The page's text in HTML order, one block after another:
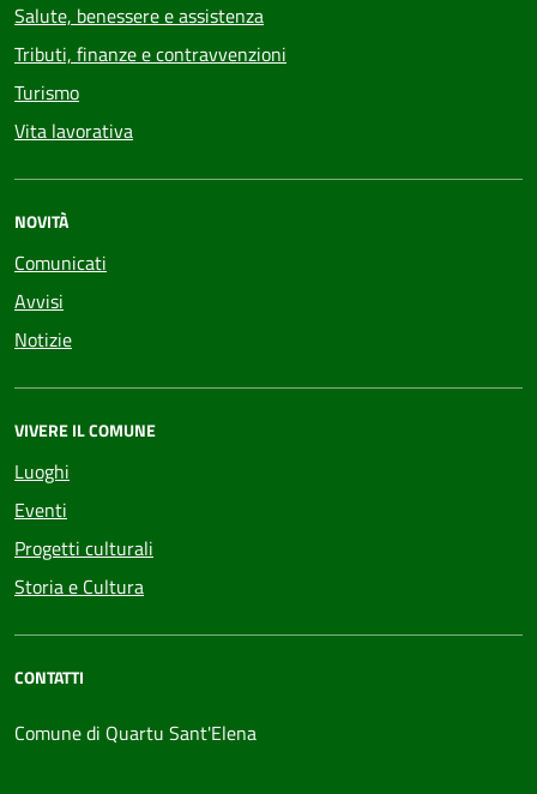
Salute, benessere e assistenza
Tributi, finanze e contravvenzioni
Turismo
Vita lavorativa
NOVITÀ
Comunicati
Avvisi
Notizie
VIVERE IL COMUNE
Luoghi
Eventi
Progetti culturali
Storia e Cultura
CONTATTI
Comune di Quartu Sant'Elena